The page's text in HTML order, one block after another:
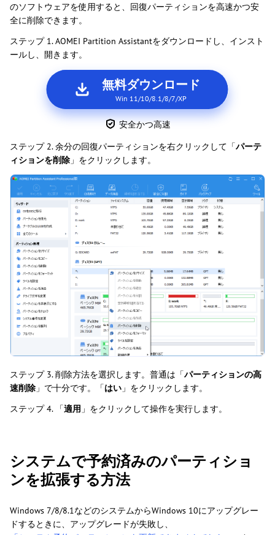
のソフトウェアを使用すると、回復パーティションを高速かつ安
全に削除できます。
ステップ 1. AOMEI Partition Assistantをダウンロードし、インスト
ールし、開きます。
無料ダウンロード
Win 11/10/8.1/8/7/XP
安全かつ高速
ステップ 2. 余分の回復パーティションを右クリックして「パーテ
ィションを削除 」をクリックします。
ステップ 3. 削除方法を選択します。普通は「パーティションの高
速削除 」で十分です。「はい 」をクリックします。
ステップ 4. 「適用 」をクリックして操作を実行します。
システムで予約済みのパーティショ
ンを拡張する方法
Windows 7/8/8.1などのシステムからWindows 10にアップグレー
ドするときに、アップグレードが失敗し、